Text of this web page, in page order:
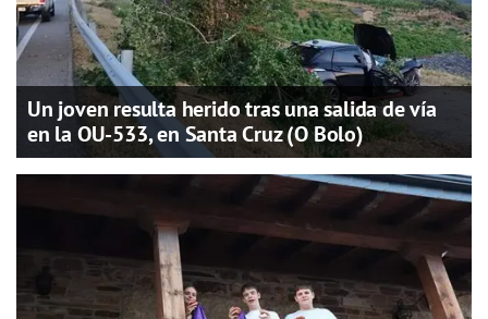
Un joven resulta herido tras una salida de vía
en la OU-533, en Santa Cruz (O Bolo)